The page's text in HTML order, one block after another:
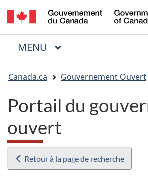
Passer
au
contenu
Passer
à
« Au
Passer
à
la
Menu
MENU PRINCIPAL
êtes
ici
Canada.ca Gouvernement Ouvert
Portail du
ouvert
Retour à la page de recherche